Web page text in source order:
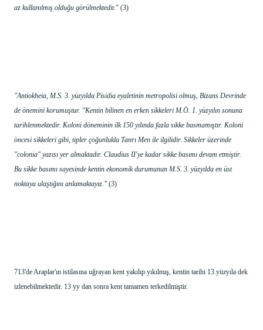
az kullanılmış olduğu görülmektedir." (3)
"Antiokheia, M.S. 3. yüzyılda Pisidia eyaletinin metropolisi olmuş, Bizans Devrinde
de önemini korumuştur. "Kentin bilinen en erken sikkeleri M.Ö. 1. yüzyılın sonuna
tarihlenmektedir. Koloni döneminin ilk 150 yılında fazla sikke basmamıştır. Koloni
öncesi sikkeleri gibi, tipler çoğunlukla Tanrı Men ile ilgilidir. Sikkeler üzerinde
"colonia" yazısı yer almaktadır. Claudius II'ye kadar sikke basımı devam etmiştir.
Bu sikke basımı sayesinde kentin ekonomik durumunun M.S. 3. yüzyılda en üst
noktaya ulaştığını anlamaktayız." (3)
713'de Araplar'ın istilasına uğrayan kent yakılıp yıkılmış, kentin tarihi 13.yüzyıla dek
izlenebilmektedir. 13 yy dan sonra kent tamamen terkedilmiştir.